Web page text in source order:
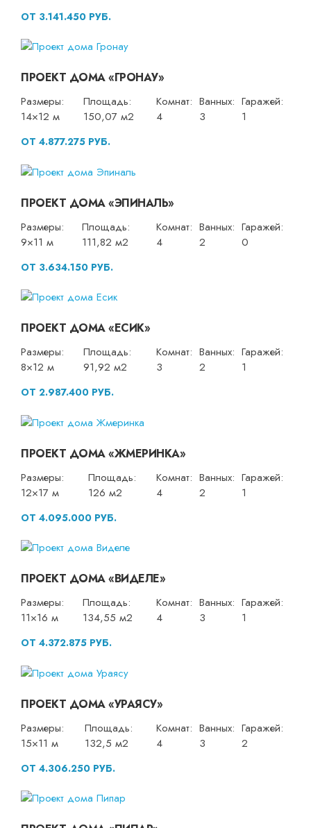
ОТ 3.141.450 РУБ.
ПРОЕКТ ДОМА «ГРОНАУ»
Размеры:
14×12 м
Площадь:
150,07 м2
Комнат:
4
Ванных:
3
Гаражей:
1
ОТ 4.877.275 РУБ.
ПРОЕКТ ДОМА «ЭПИНАЛЬ»
Размеры:
9×11 м
Площадь:
111,82 м2
Комнат:
4
Ванных:
2
Гаражей:
0
ОТ 3.634.150 РУБ.
ПРОЕКТ ДОМА «ЕСИК»
Размеры:
8×12 м
Площадь:
91,92 м2
Комнат:
3
Ванных:
2
Гаражей:
1
ОТ 2.987.400 РУБ.
ПРОЕКТ ДОМА «ЖМЕРИНКА»
Размеры:
12×17 м
Площадь:
126 м2
Комнат:
4
Ванных:
2
Гаражей:
1
ОТ 4.095.000 РУБ.
ПРОЕКТ ДОМА «ВИДЕЛЕ»
Размеры:
11×16 м
Площадь:
134,55 м2
Комнат:
4
Ванных:
3
Гаражей:
1
ОТ 4.372.875 РУБ.
ПРОЕКТ ДОМА «УРАЯСУ»
Размеры:
15×11 м
Площадь:
132,5 м2
Комнат:
4
Ванных:
3
Гаражей:
2
ОТ 4.306.250 РУБ.